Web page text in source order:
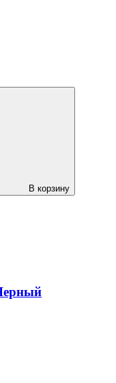
В корзину